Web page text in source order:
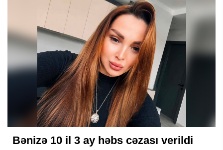
Bənizə 10 il 3 ay həbs cəzası verildi